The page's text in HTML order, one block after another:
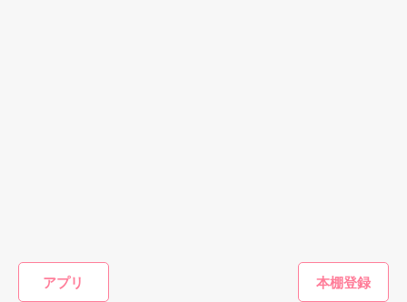
アプリ
とてもうれしくなるレビューを、ありがとうございます。
一緒に暮らして行く事は無理だと思ったが
義両親に頼まれて頼まれて
ベリーズ文庫より書籍化されることになりました。
恋愛(純愛)
シンデレラ・ウェ
白いパンプスのシ
恋愛(キケ
それが